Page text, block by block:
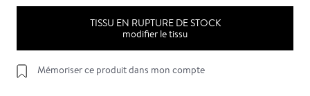
TISSU EN RUPTURE DE STOCK
modifier le tissu
Mémoriser ce produit dans mon compte